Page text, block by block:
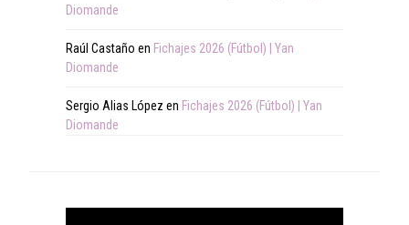
Diomande
Raúl Castaño en Fichajes 2026 (Fútbol) | Yan
Diomande
Sergio Alias López en Fichajes 2026 (Fútbol) | Yan
Diomande